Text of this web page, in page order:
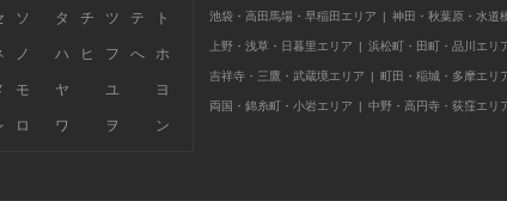
ソ タ チ ツ テ ト
ノ ハ ヒ フ へ ホ
モ ヤ ユ ヨ
ロ ワ ヲ ン
池袋・高田馬場・早稲田エリア 神田・秋葉原・水道
上野・浅草・日暮里エリア 浜松町・田町・品川エリ
吉祥寺・三鷹・武蔵境エリア 町田・稲城・多摩エリ
両国・錦糸町・小岩エリア 中野・高円寺・荻窪エリ